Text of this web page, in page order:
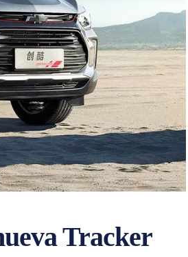
Tracker